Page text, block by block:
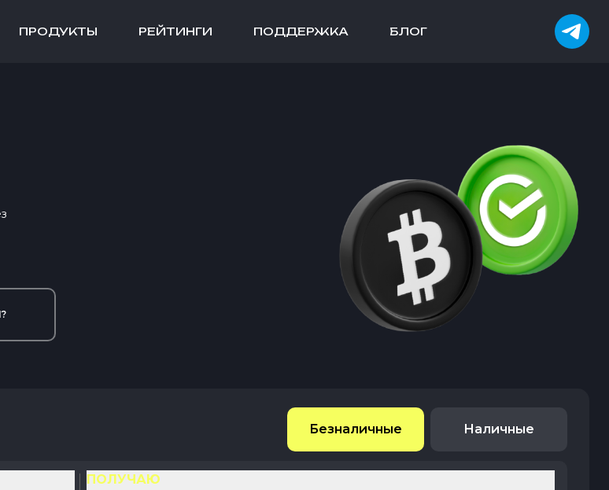
ПРОДУКТЫ РЕЙТИНГИ ПОДДЕРЖКА БЛОГ
Безналичные Наличные
ПОЛУЧАЮ